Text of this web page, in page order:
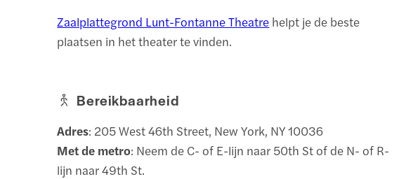
Zaalplattegrond Lunt-Fontanne Theatre helpt je de beste
plaatsen in het theater te vinden.
Bereikbaarheid
Adres: 205 West 46th Street, New York, NY 10036
Met de metro: Neem de C- of E-lijn naar 50th St of de N- of R-
lijn naar 49th St.